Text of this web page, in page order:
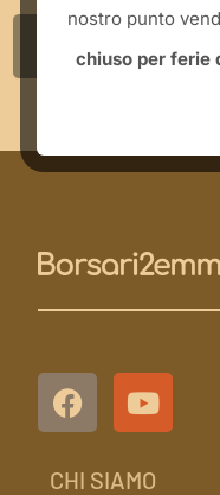
CHI SIAMO
nostro punto
chiuso per ferie